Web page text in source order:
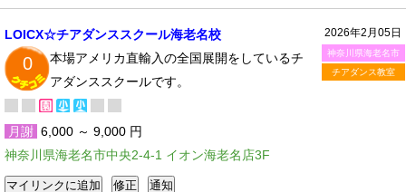
2026年2月05日
神奈川県海老名市
チアダンス教室
LOICX☆チアダンススクール海老名校
0
本場アメリカ直輸入の全国展開をしているチ
アダンススクールです。
月謝 6,000 ～ 9,000 円
神奈川県海老名市中央2-4-1 イオン海老名店3F